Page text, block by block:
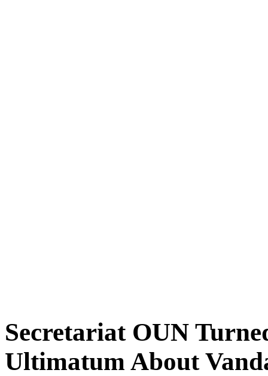
Secretariat OUN
Ultimatum About